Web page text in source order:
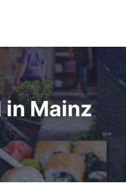
Mainz